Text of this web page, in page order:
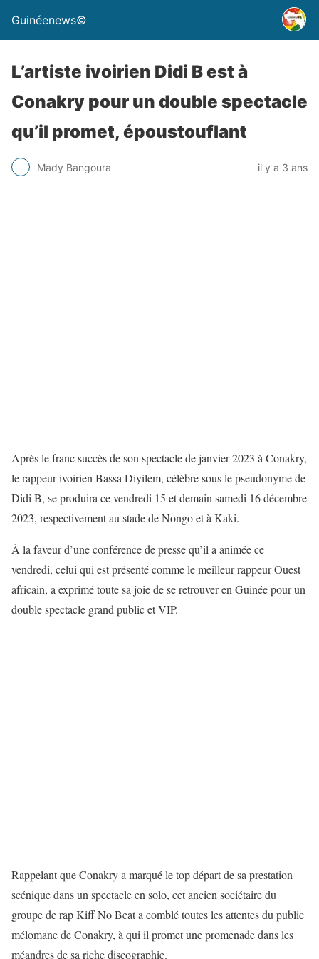
Guinéenews©
L’artiste ivoirien Didi B est à
Conakry pour un double spectacle
qu’il promet, époustouflant
Mady Bangoura il y a 3 ans
Après le franc succès de son spectacle de janvier 2023 à Conakry,
le rappeur ivoirien Bassa Diyilem, célèbre sous le pseudonyme de
Didi B, se produira ce vendredi 15 et demain samedi 16 décembre
2023, respectivement au stade de Nongo et à Kaki.
À la faveur d’une conférence de presse qu’il a animée ce
vendredi, celui qui est présenté comme le meilleur rappeur Ouest
africain, a exprimé toute sa joie de se retrouver en Guinée pour un
double spectacle grand public et VIP.
Rappelant que Conakry a marqué le top départ de sa prestation
scénique dans un spectacle en solo, cet ancien sociétaire du
groupe de rap Kiff No Beat a comblé toutes les attentes du public
mélomane de Conakry, à qui il promet une promenade dans les
méandres de sa riche discographie.